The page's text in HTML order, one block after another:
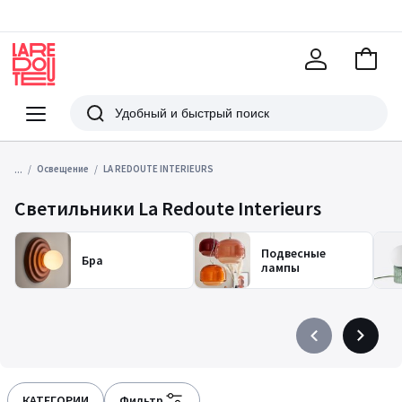
Меню
Redoute
Поиск
В
... Освещение LA REDOUTE INTERIEURS
Светильники La Redoute Interieurs
Бра
Подвесные
лампы
PrécédentSuivant